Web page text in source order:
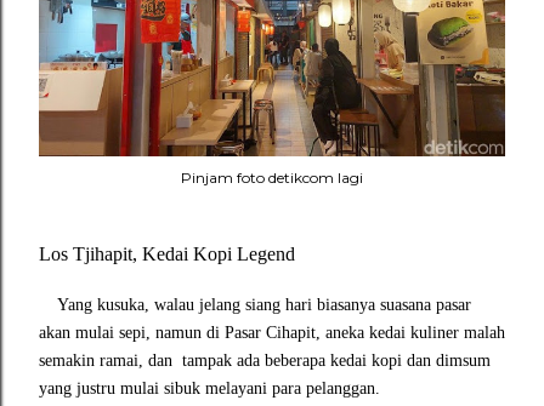
Pinjam foto detikcom lagi
Los Tjihapit, Kedai Kopi Legend
Yang kusuka, walau jelang siang hari biasanya suasana pasar
akan mulai sepi, namun di Pasar Cihapit, aneka kedai kuliner malah
semakin ramai, dan tampak ada beberapa kedai kopi dan dimsum
yang justru mulai sibuk melayani para pelanggan.